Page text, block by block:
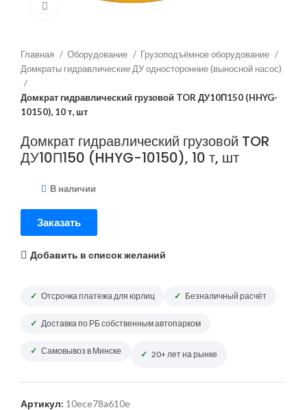
Нажмите, чтобы увеличить
Главная Оборудование
Грузоподъёмное оборудование
Домкраты гидравлические ДУ односторонние (выносной насос)
Домкрат гидравлический грузовой TOR ДУ10П150 (HHYG-
10150), 10 т, шт
Домкрат гидравлический грузовой TOR
ДУ10П150 (HHYG-10150), 10 т, шт
В наличии
Заказать
Добавить в список желаний
Отсрочка платежа для юрлиц Безналичный расчёт
Доставка по РБ собственным автопарком
Самовывоз в Минске 20+ лет на рынке
Артикул: 10ece78a610e